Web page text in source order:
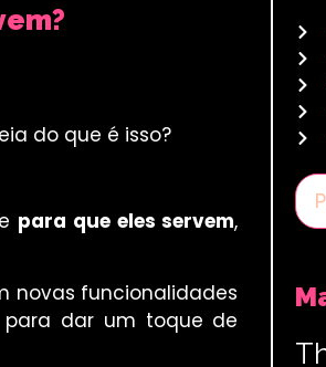
do que é isso?
e para que eles servem,
novas funcionalidades
para dar um toque de